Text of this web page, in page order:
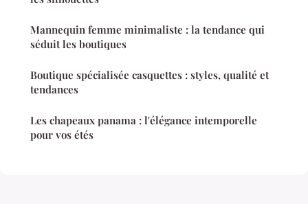
Mannequin femme minimaliste : la tendance qui
séduit les boutiques
Boutique spécialisée casquettes : styles, qualité et
tendances
Les chapeaux panama : l'élégance intemporelle
pour vos étés